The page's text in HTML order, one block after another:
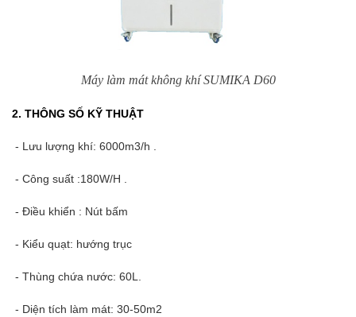
Máy làm mát không khí SUMIKA D60
2. THÔNG SỐ KỸ THUẬT
- Lưu lượng khí: 6000m3/h .
- Công suất :180W/H .
- Điều khiển : Nút bấm
- Kiểu quạt: hướng trục
- Thùng chứa nước: 60L.
- Diện tích làm mát: 30-50m2